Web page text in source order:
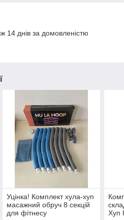
14 днів за домовленістю
Уцінка! Комплект хула-хуп
масажний обруч 8 секцій
для фітнесу
Хуп